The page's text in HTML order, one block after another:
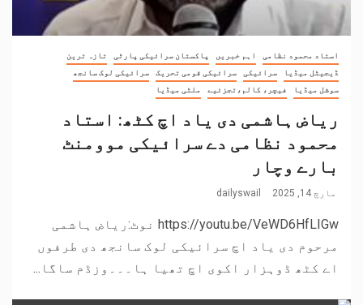
استاد محمود نظامی اہم خبریں پاکستان سرائیکی پارٹی
تازہ ترین
ڈیجیٹل میڈیا
سرائیکی سرائیکی قومی تحریک
سرائیکی لوک سانجھ
سوشل میڈیا
فیچر، کالم،تجزئیے ملٹی میڈیا
ریاض ہاشمی دی یاد اچ کٹھ: استاد
محمود نظامی دے سرائیکی موومنٹ
بارے وچار
مارچ 14, 2025 dailyswail
https://youtu.be/VeWD6HfLIGw نوٹ:ریاض ہاشمی
مرحوم دی یاد اچ سرائیکی لوک سانجھ دی طرفوں
اے کٹھ ڈوہزار اکوی اچ تھیا ہا۔۔۔وزڈم ساگا...